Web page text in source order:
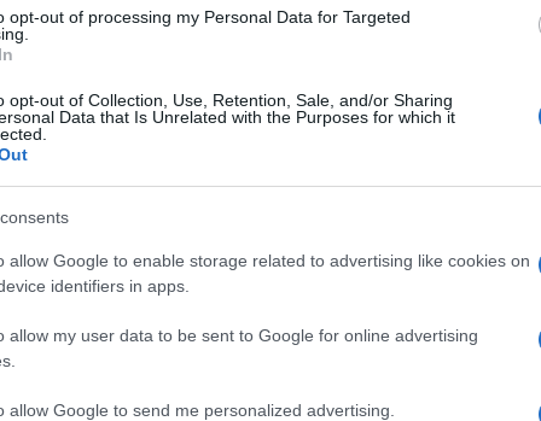
opt-out of processing my Personal Data for Targeted
opt-out of Collection, Use, Retention, Sale, and/or Sharing
Data that Is Unrelated with the Purposes for which it
allow Google to enable storage related to advertising like cookies on
identifiers in apps.
allow my user data to be sent to Google for online advertising
allow Google to send me personalized advertising.
múlt –
szervez az
és
konferencia a XIX. és XX.
és ami belőle
címmel konferenciát
Művészetelméleti és
Kutatóintézet (MMA MMKI) a
A rendezvény élőben
EGYÉB
Rendezvény
hazai
A Magyar Turisztikai
megoldásaira fókuszálva